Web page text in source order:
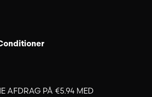
AFDRAG PÅ €5.94 MED